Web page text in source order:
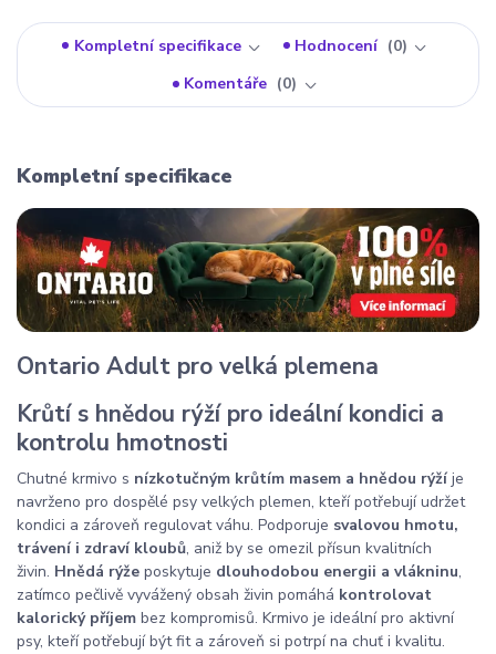
Kompletní specifikace Hodnocení
0
Komentáře
0
Kompletní specifikace
Ontario Adult pro velká plemena
Krůtí s hnědou rýží pro ideální kondici a
kontrolu hmotnosti
Chutné krmivo s nízkotučným krůtím masem a hnědou rýžíje
navrženo pro dospělé psy velkých plemen, kteří potřebují udržet
kondici a zároveň regulovat váhu. Podporuje svalovou hmotu,
trávení i zdraví kloubů, aniž by se omezil přísun kvalitních
živin. Hnědá rýže poskytuje dlouhodobou energii a vlákninu,
zatímco pečlivě vyvážený obsah živin pomáhá kontrolovat
kalorický příjem bez kompromisů. Krmivo je ideální pro aktivní
psy, kteří potřebují být fit a zároveň si potrpí na chuť i kvalitu.